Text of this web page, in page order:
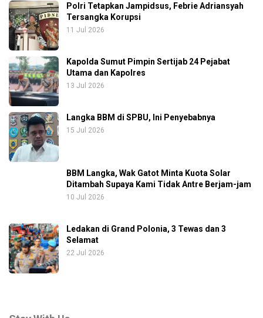
Polri Tetapkan Jampidsus, Febrie Adriansyah
Tersangka Korupsi
11 Jul 2026
Kapolda Sumut Pimpin Sertijab 24 Pejabat
Utama dan Kapolres
13 Jul 2026
Langka BBM di SPBU, Ini Penyebabnya
15 Jul 2026
BBM Langka, Wak Gatot Minta Kuota Solar
Ditambah Supaya Kami Tidak Antre Berjam-jam
10 Jul 2026
Ledakan di Grand Polonia, 3 Tewas dan 3
Selamat
22 Jul 2026